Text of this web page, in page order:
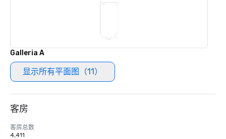
Galleria A
显示所有平面图（11）
客房
客房总数
4,411